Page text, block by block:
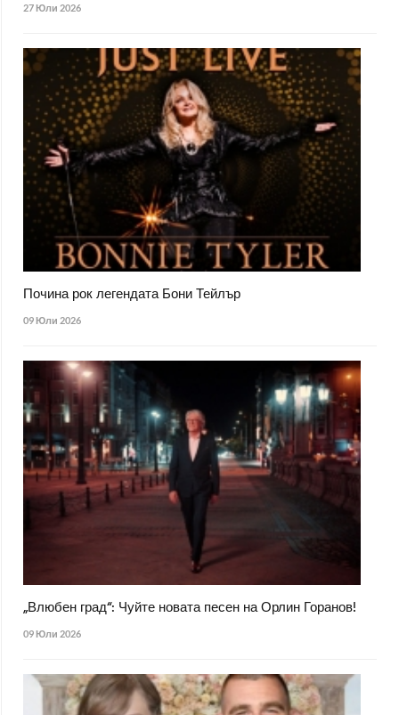
27 Юли 2026
Почина рок легендата Бони Тейлър
09 Юли 2026
„Влюбен град“: Чуйте новата песен на Орлин Горанов!
09 Юли 2026